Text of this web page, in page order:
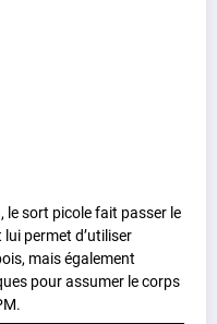
le sort picole fait passer le
permet d’utiliser
mais également
pour assumer le corps